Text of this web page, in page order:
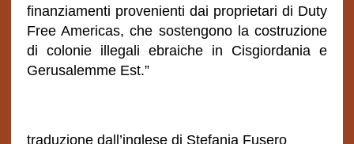
finanziamenti provenienti dai proprietari di Duty
Free Americas, che sostengono la costruzione
di colonie illegali ebraiche in Cisgiordania e
Gerusalemme Est.”
traduzione dall’inglese di Stefania Fusero